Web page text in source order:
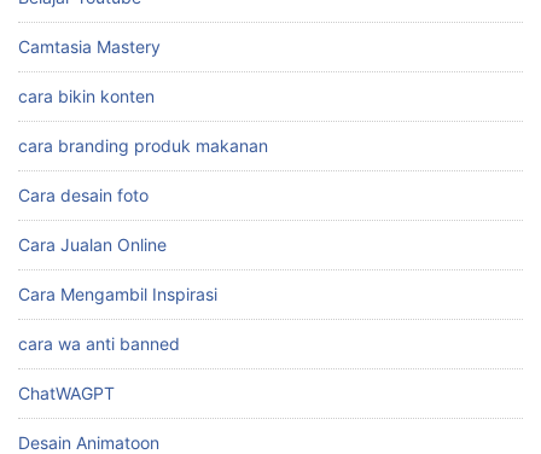
Camtasia Mastery
cara bikin konten
cara branding produk makanan
Cara desain foto
Cara Jualan Online
Cara Mengambil Inspirasi
cara wa anti banned
ChatWAGPT
Desain Animatoon